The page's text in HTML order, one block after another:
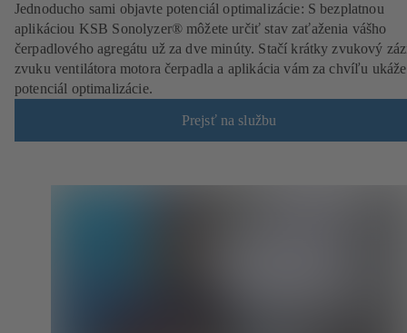
Jednoducho sami objavte potenciál optimalizácie: S bezplatnou
aplikáciou KSB Sonolyzer® môžete určiť stav zaťaženia vášho
čerpadlového agregátu už za dve minúty. Stačí krátky zvukový
zvuku ventilátora motora čerpadla a aplikácia vám za chvíľu
potenciál optimalizácie.
Prejsť na službu